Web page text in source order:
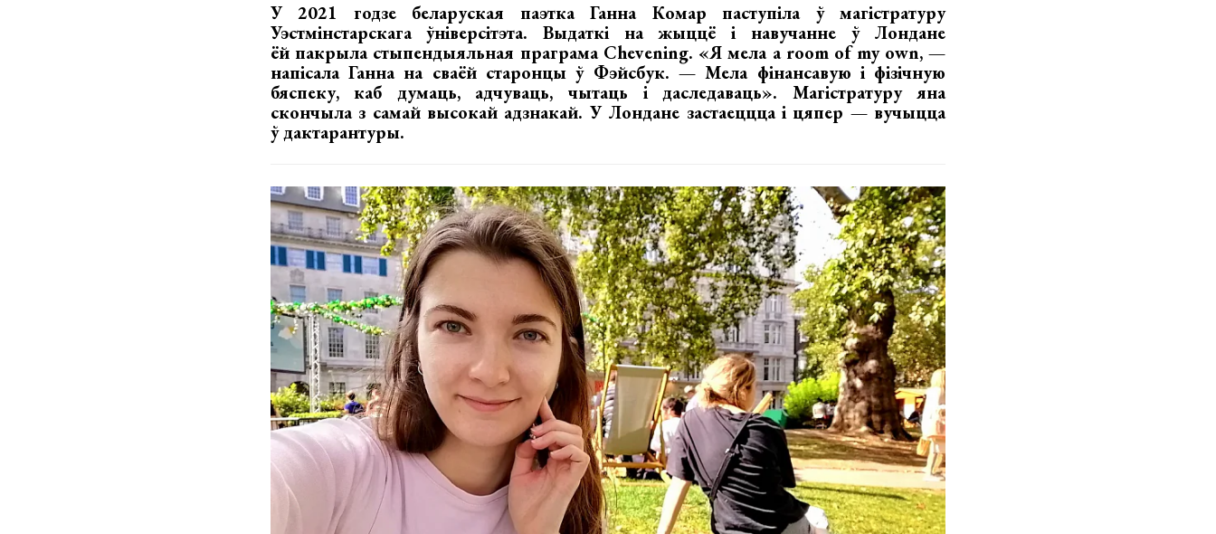
У 2021 годзе беларуская паэтка Ганна Комар паступіла ў магістратуру
Уэстмінстарскага ўніверсітэта. Выдаткі на жыццё і навучанне ў Лондане
ёй пакрыла стыпендыяльная праграма Chevening. «Я мела a room of my own, —
напісала Ганна на сваёй старонцы ў Фэйсбук. — Мела фінансавую і фізічную
бяспеку, каб думаць, адчуваць, чытаць і даследаваць». Магістратуру яна
скончыла з самай высокай адзнакай. У Лондане застаеццца і цяпер — вучыцца
ў дактарантуры.